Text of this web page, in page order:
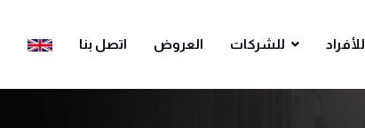
للأفراد للشركات العروض اتصل بنا